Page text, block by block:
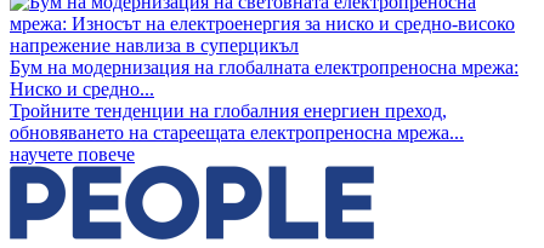
Бум на модернизация на глобалната електропреносна мрежа:
Ниско и средно...
Тройните тенденции на глобалния енергиен преход,
обновяването на стареещата електропреносна мрежа...
научете повече